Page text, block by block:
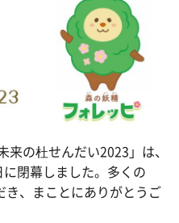
の杜せんだい2023」は、
閉幕しました。多くの
、まことにありがとうご